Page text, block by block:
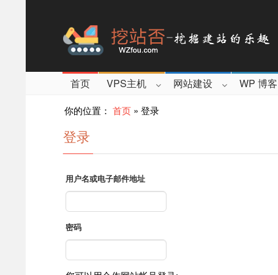
首页 VPS主机 网站建设 WP 博客
你的位置： 首页 » 登录
登录
用户名或电子邮件地址
密码